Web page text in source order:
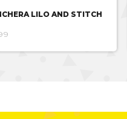
LILO AND STITCH